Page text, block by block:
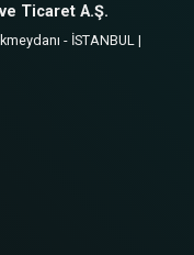
Ticaret A.Ş.
- İSTANBUL |